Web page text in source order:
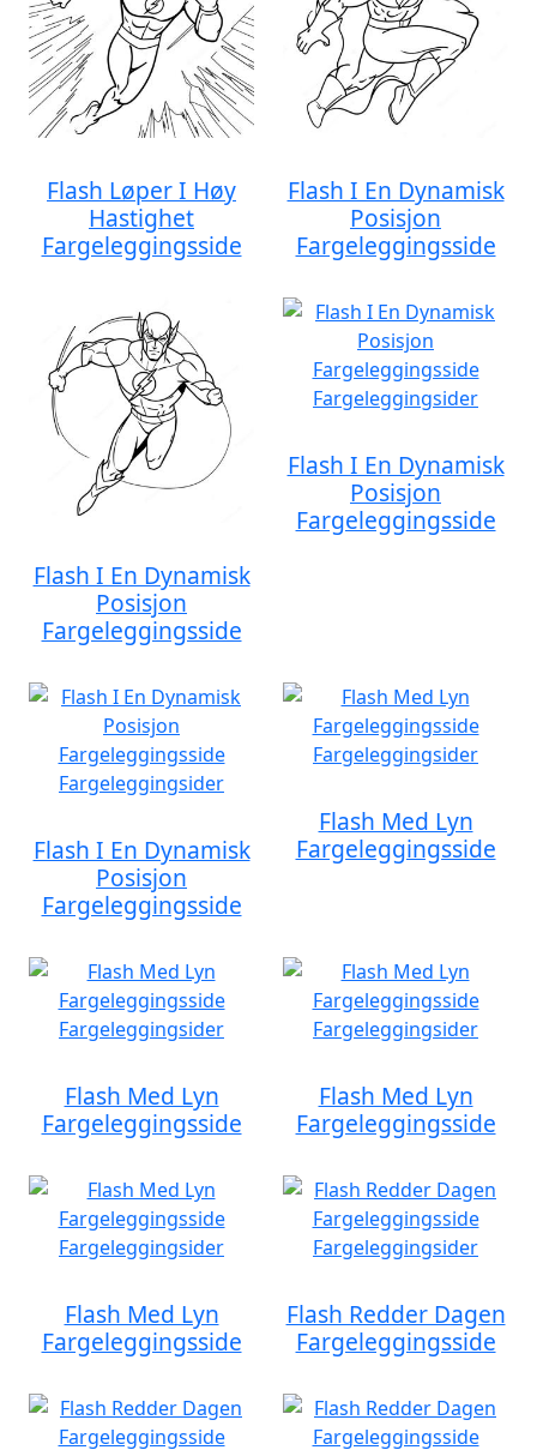
Flash Løper I Høy
Hastighet
Fargeleggingsside
Flash I En Dynamisk
Posisjon
Fargeleggingsside
Flash I En Dynamisk
Posisjon
Fargeleggingsside
Flash I En Dynamisk
Posisjon
Fargeleggingsside
Flash I En Dynamisk
Posisjon
Fargeleggingsside
Flash Med Lyn
Fargeleggingsside
Flash Med Lyn
Fargeleggingsside
Flash Med Lyn
Fargeleggingsside
Flash Med Lyn
Fargeleggingsside
Flash Redder Dagen
Fargeleggingsside